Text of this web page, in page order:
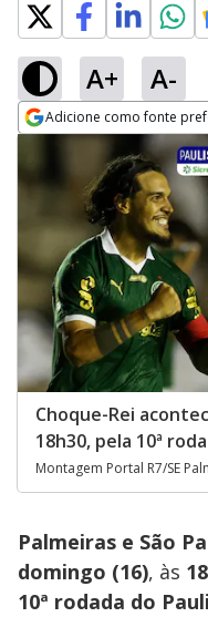
A+ A-
Adicione como fonte
Opens in new window
Choque-Rei
18h30, pela 10ª
Montagem Portal R7/SE
Palmeiras e São
domingo (16), às
10ª rodada do